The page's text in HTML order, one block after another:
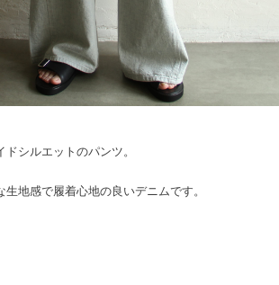
シルエットのパンツ。
地感で履着心地の良いデニムです。